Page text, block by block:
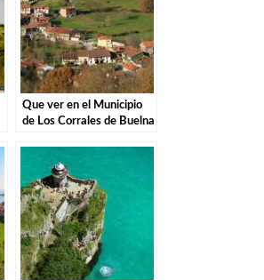
Que ver en el Municipio
de Los Corrales de Buelna